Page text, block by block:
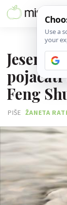
Jesen
Feng
PIŠE ŽANETA